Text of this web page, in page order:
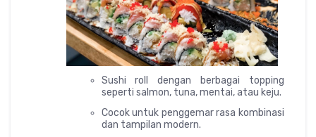
Sushi roll dengan berbagai topping
seperti salmon, tuna, mentai, atau keju.
Cocok untuk penggemar rasa kombinasi
dan tampilan modern.